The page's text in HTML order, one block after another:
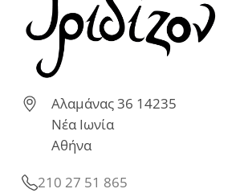
Αλαμάνας 36 14235
Νέα Ιωνία
Αθήνα
210 27 51 865